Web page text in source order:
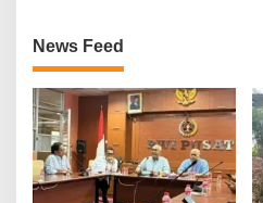
News Feed